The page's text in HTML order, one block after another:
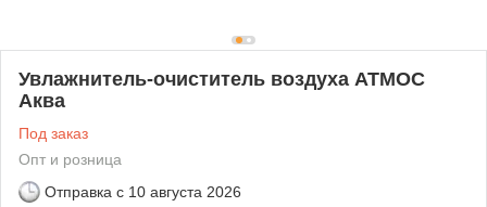
Увлажнитель-очиститель воздуха АТМОС
Аква
Под заказ
Опт и розница
Отправка с 10 августа 2026